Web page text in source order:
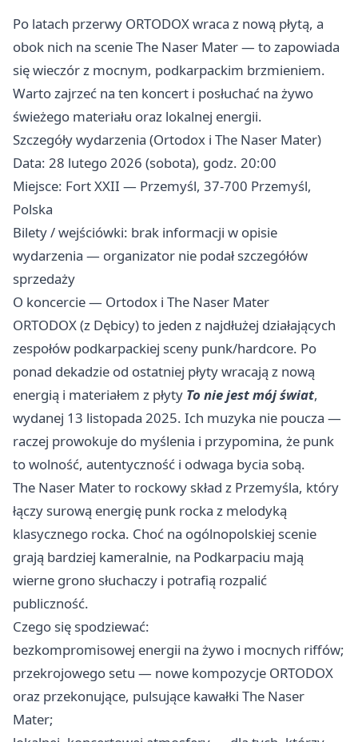
Po latach przerwy ORTODOX wraca z nową płytą, a
obok nich na scenie The Naser Mater — to zapowiada
się wieczór z mocnym, podkarpackim brzmieniem.
Warto zajrzeć na ten koncert i posłuchać na żywo
świeżego materiału oraz lokalnej energii.
Szczegóły wydarzenia (Ortodox i The Naser Mater)
Data: 28 lutego 2026 (sobota), godz. 20:00
Miejsce: Fort XXII — Przemyśl, 37-700 Przemyśl,
Polska
Bilety / wejściówki: brak informacji w opisie
wydarzenia — organizator nie podał szczegółów
sprzedaży
O koncercie — Ortodox i The Naser Mater
ORTODOX (z Dębicy) to jeden z najdłużej działających
zespołów podkarpackiej sceny punk/hardcore. Po
ponad dekadzie od ostatniej płyty wracają z nową
energią i materiałem z płyty To nie jest mój świat,
wydanej 13 listopada 2025. Ich muzyka nie poucza —
raczej prowokuje do myślenia i przypomina, że punk
to wolność, autentyczność i odwaga bycia sobą.
The Naser Mater to rockowy skład z Przemyśla, który
łączy surową energię punk rocka z melodyką
klasycznego rocka. Choć na ogólnopolskiej scenie
grają bardziej kameralnie, na Podkarpaciu mają
wierne grono słuchaczy i potrafią rozpalić
publiczność.
Czego się spodziewać:
bezkompromisowej energii na żywo i mocnych riffów;
przekrojowego setu — nowe kompozycje ORTODOX
oraz przekonujące, pulsujące kawałki The Naser
Mater;